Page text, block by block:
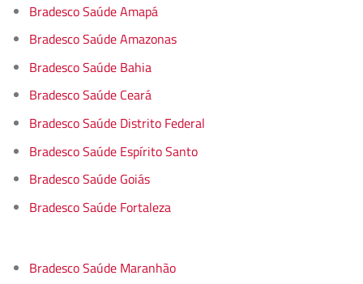
Bradesco Saúde Amapá
Bradesco Saúde Amazonas
Bradesco Saúde Bahia
Bradesco Saúde Ceará
Bradesco Saúde Distrito Federal
Bradesco Saúde Espírito Santo
Bradesco Saúde Goiás
Bradesco Saúde Fortaleza
Bradesco Saúde Maranhão